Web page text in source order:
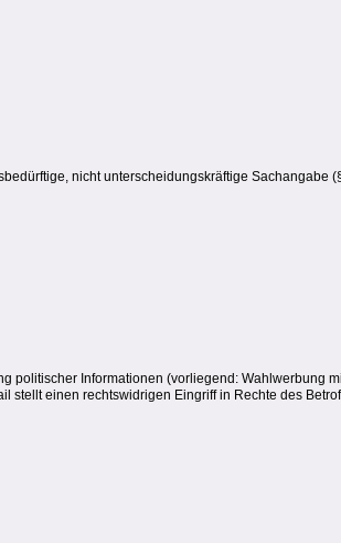
nicht unterscheidungskräftige Sachangabe
politischer Informationen (vorliegend: Wahlwerbung
stellt einen rechtswidrigen Eingriff in Rechte des